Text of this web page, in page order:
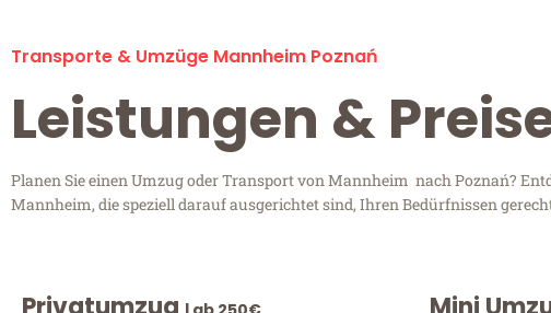
Transporte & Umzüge Mannheim Poznań
Leistungen &
Planen Sie einen Umzug oder Transport von Mannheim nach Poznań?
Mannheim, die speziell darauf ausgerichtet sind, Ihren Bedürfnissen